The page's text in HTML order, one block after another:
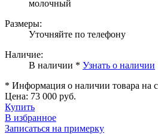
молочный
Размеры:
Уточняйте по телефону
Наличие:
В наличии * Узнать о наличии
* Информация о наличии товара на
Цена: 73 000 руб.
Купить
В избранное
Записаться на примерку